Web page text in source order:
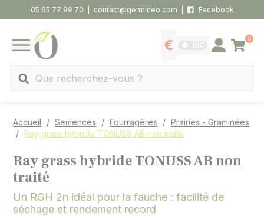
05 65 77 99 70 contact@germineo.com Facebook
MENU
Afficher les tarifs
BIO Se connecter
0
Panier
Accueil Semences Fourragères
Prairies - Graminées
Ray grass hybride TONUSS AB non traité
Ray grass hybride TONUSS AB non
traité
Un RGH 2n idéal pour la fauche : facilité de
séchage et rendement record
Panneau de gestion des cookies